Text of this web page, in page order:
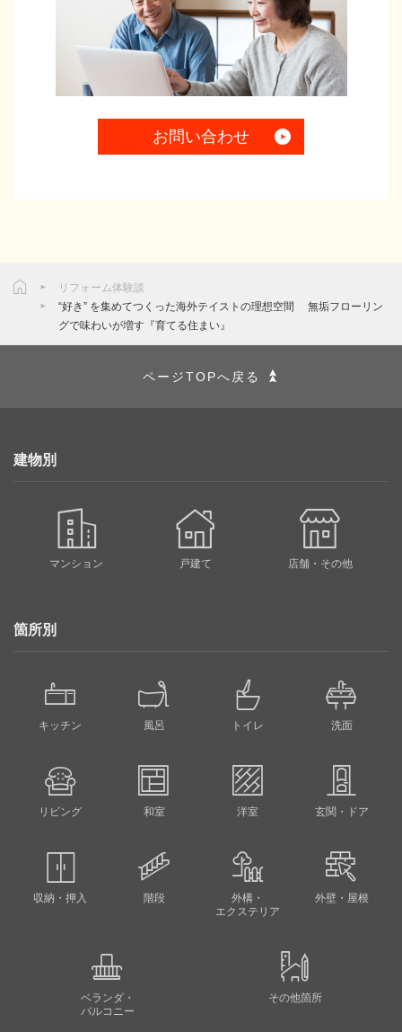
お問い合わせ
リフォーム体験談
“好き” を集めてつくった海外テイストの理想空間 無垢フローリン
グで味わいが増す『育てる住まい』
ページTOPへ戻る
建物別
マンション 戸建て 店舗・その他
箇所別
キッチン 風呂 トイレ 洗面
リビング 和室 洋室 玄関・ドア
収納・押入 階段
外構・
エクステリア
外壁・屋根
ベランダ・
バルコニー
その他箇所